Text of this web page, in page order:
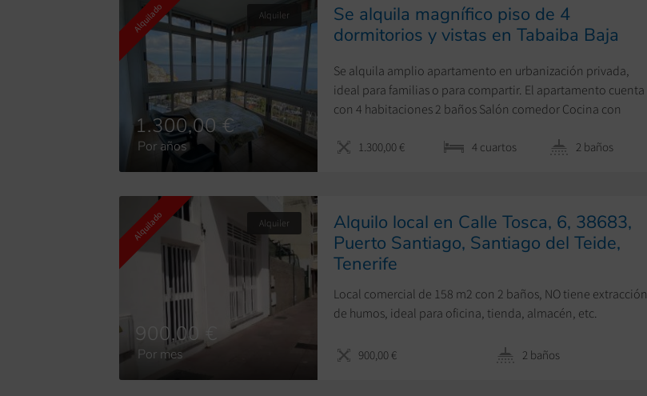
Alquilado Alquiler
1.300,00 €
Por años
Se alquila magnífico piso de 4
dormitorios y vistas en Tabaiba Baja
Se alquila amplio apartamento en urbanización privada,
ideal para familias o para compartir. El apartamento cuenta
con 4 habitaciones 2 baños Salón comedor Cocina con
comodidades como piscina, cancha de tenis, cancha de
1.300,00 € 4 сuartos 2 baños
Alquilado Alquiler
900,00 €
Por mes
Alquilo local en Calle Tosca, 6, 38683,
Puerto Santiago, Santiago del Teide,
Tenerife
Local comercial de 158 m2 con 2 baños, NO tiene extracción
de humos, ideal para oficina, tienda, almacén, etc.
900,00 € 2 baños